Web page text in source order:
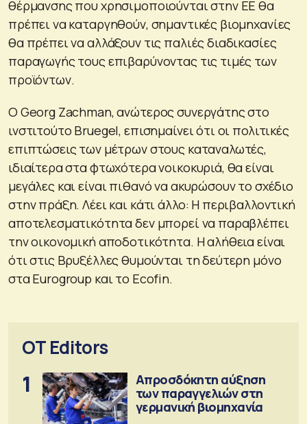
θέρμανσης που χρησιμοποιούνται στην ΕΕ θα
πρέπει να καταργηθούν, σημαντικές βιομηχανίες
θα πρέπει να αλλάξουν τις παλιές διαδικασίες
παραγωγής τους επιβαρύνοντας τις τιμές των
προϊόντων.
Ο Georg Zachman, ανώτερος συνεργάτης στο
ινστιτούτο Bruegel, επισημαίνει ότι οι πολιτικές
επιπτώσεις των μέτρων στους καταναλωτές,
ιδιαίτερα στα φτωχότερα νοικοκυριά, θα είναι
μεγάλες και είναι πιθανό να ακυρώσουν το σχέδιο
στην πράξη. Λέει και κάτι άλλο: Η περιβαλλοντική
αποτελεσματικότητα δεν μπορεί να παραβλέπει
την οικονομική αποδοτικότητα. Η αλήθεια είναι
ότι στις Βρυξέλλες θυμούνται τη δεύτερη μόνο
στα Eurogroup και το Ecofin.
OT Editors
1
Απροσδόκητη αύξηση
των παραγγελιών στη
γερμανική βιομηχανία